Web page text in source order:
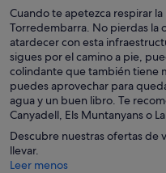
Cuando te apetezca respirar
Torredembarra. No pierdas
atardecer con esta
sigues por el camino a pie,
colindante que también tiene
puedes aprovechar para
agua y un buen libro. Te
Canyadell, Els Muntanyans o La
Descubre nuestras ofertas de
llevar.
Leer menos